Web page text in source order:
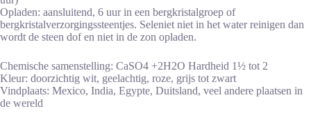
Opladen: aansluitend, 6 uur in een bergkristalgroep of
bergkristalverzorgingssteentjes. Seleniet niet in het water reinigen dan
wordt de steen dof en niet in de zon opladen.
Chemische samenstelling: CaSO4 +2H2O Hardheid 1½ tot 2
Kleur: doorzichtig wit, geelachtig, roze, grijs tot zwart
Vindplaats: Mexico, India, Egypte, Duitsland, veel andere plaatsen in
de wereld